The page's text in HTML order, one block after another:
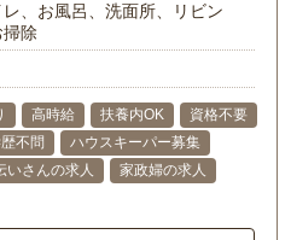
、お風呂、洗面所、リビン
除
高時給 扶養内OK
資格不要
不問
ハウスキーパー募集
いさんの求人
家政婦の求人